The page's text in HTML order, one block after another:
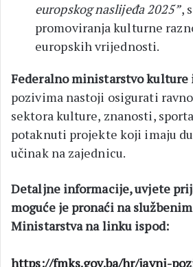
europskog naslijeđa 2025”,
promoviranja kulturne
europskih vrijednosti.
Federalno ministarstvo kulture
pozivima nastoji osigurati
sektora kulture, znanosti,
potaknuti projekte koji imaju
učinak na zajednicu.
Detaljne informacije, uvjete
moguće je pronaći na
Ministarstva na linku ispod:
https://fmks.gov.ba/hr/javni-